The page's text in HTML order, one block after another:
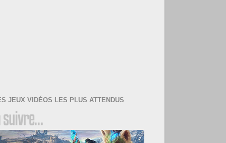
JEUX VIDÉOS LES PLUS ATTENDUS